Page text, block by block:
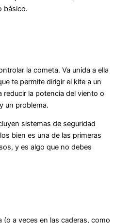
básico.
la cometa. Va unida a ella
te permite dirigir el kite a un
reducir la potencia del viento o
un problema.
sistemas de seguridad
bien es una de las primeras
y es algo que no debes
(o a veces en las caderas, como